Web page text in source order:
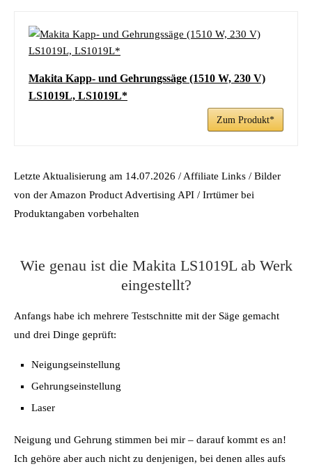
Makita Kapp- und Gehrungssäge (1510 W, 230 V)
LS1019L, LS1019L*
Zum Produkt*
Letzte Aktualisierung am 14.07.2026 / Affiliate Links / Bilder
von der Amazon Product Advertising API / Irrtümer bei
Produktangaben vorbehalten
Wie genau ist die Makita LS1019L ab Werk
eingestellt?
Anfangs habe ich mehrere Testschnitte mit der Säge gemacht
und drei Dinge geprüft:
Neigungseinstellung
Gehrungseinstellung
Laser
Neigung und Gehrung stimmen bei mir – darauf kommt es an!
Ich gehöre aber auch nicht zu denjenigen, bei denen alles aufs